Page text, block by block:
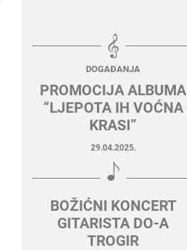
DOGAĐANJA
PROMOCIJA ALBUMA
“LJEPOTA IH VOĆNA
KRASI”
29.04.2025.
BOŽIĆNI KONCERT
GITARISTA DO-A
TROGIR